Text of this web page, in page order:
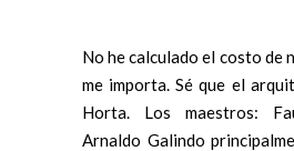
No he calculado el costo de
me importa. Sé que el
Horta. Los maestros:
Arnaldo Galindo